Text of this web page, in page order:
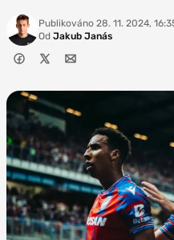
Publikováno 28. 11. 2024,
Od Jakub Janás